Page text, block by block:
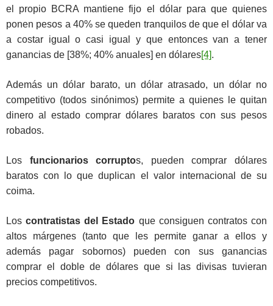
el propio BCRA mantiene fijo el dólar para que quienes
ponen pesos a 40% se queden tranquilos de que el dólar va
a costar igual o casi igual y que entonces van a tener
ganancias de [38%; 40% anuales] en dólares[4].
Además un dólar barato, un dólar atrasado, un dólar no
competitivo (todos sinónimos) permite a quienes le quitan
dinero al estado comprar dólares baratos con sus pesos
robados.
Los funcionarios corruptos, pueden comprar dólares
baratos con lo que duplican el valor internacional de su
coima.
Loscontratistas del Estado que consiguen contratos con
altos márgenes (tanto que les permite ganar a ellos y
además pagar sobornos) pueden con sus ganancias
comprar el doble de dólares que si las divisas tuvieran
precios competitivos.